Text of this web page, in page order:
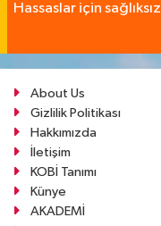
Hassaslar için sağlıksız
About Us
Gizlilik Politikası
Hakkımızda
İletişim
KOBİ Tanımı
Künye
AKADEMİ